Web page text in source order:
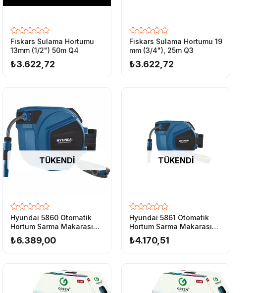
Fiskars Sulama Hortumu
13mm (1/2") 50m Q4
₺3.622,72
Fiskars Sulama Hortumu 19
mm (3/4"), 25m Q3
₺3.622,72
TÜKENDI
Hyundai 5860 Otomatik
Hortum Sarma Makarası
20mx8mm
₺6.389,00
TÜKENDI
Hyundai 5861 Otomatik
Hortum Sarma Makarası
20mx13mm
₺4.170,51